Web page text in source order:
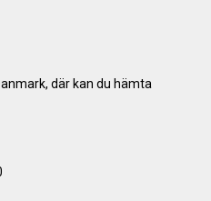
där kan du hämta